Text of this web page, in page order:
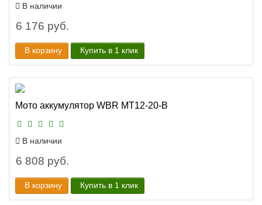
В наличии
6 176 руб.
В корзину Купить в 1 клик
Мото аккумулятор WBR MT12-20-B
В наличии
6 808 руб.
В корзину Купить в 1 клик